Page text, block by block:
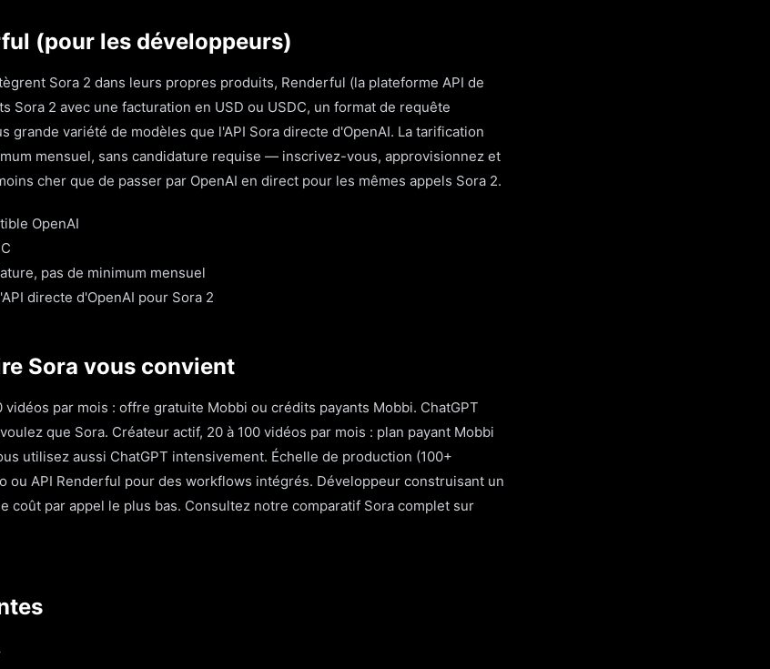
(pour les développeurs)
Sora 2 dans leurs propres produits, Renderful (la plateforme API de
Sora 2 avec une facturation en USD ou USDC, un format de requête
grande variété de modèles que l'API Sora directe d'OpenAI. La tarification
mensuel, sans candidature requise — inscrivez-vous, approvisionnez et
cher que de passer par OpenAI en direct pour les mêmes appels Sora 2.
OpenAI
pas de minimum mensuel
directe d'OpenAI pour Sora 2
Sora vous convient
vidéos par mois : offre gratuite Mobbi ou crédits payants Mobbi. ChatGPT
que Sora. Créateur actif, 20 à 100 vidéos par mois : plan payant Mobbi
utilisez aussi ChatGPT intensivement. Échelle de production (100+
ou API Renderful pour des workflows intégrés. Développeur construisant un
coût par appel le plus bas. Consultez notre comparatif Sora complet sur